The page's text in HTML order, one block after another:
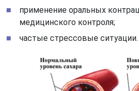
применение оральных
медицинского контроля;
частые стрессовые ситуации.